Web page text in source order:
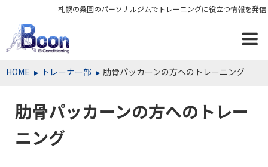
札幌の桑園のパーソナルジムでトレーニングに役立つ情報を発信
HOME トレーナー部 肋骨パッカーンの方へのトレーニング
肋骨パッカーンの方へのトレー
ニング